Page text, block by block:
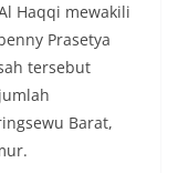
Haqqi mewakili
Prasetya
tersebut
Barat,